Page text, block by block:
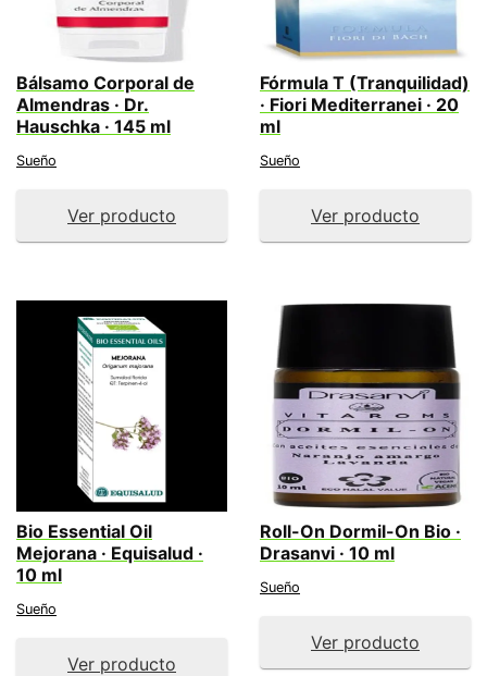
Bálsamo Corporal de
Almendras · Dr.
Hauschka · 145 ml
Sueño
Ver producto
Fórmula T (Tranquilidad)
· Fiori Mediterranei · 20
ml
Sueño
Ver producto
Bio Essential Oil
Mejorana · Equisalud ·
10 ml
Sueño
Ver producto
Roll-On Dormil-On Bio ·
Drasanvi · 10 ml
Sueño
Ver producto